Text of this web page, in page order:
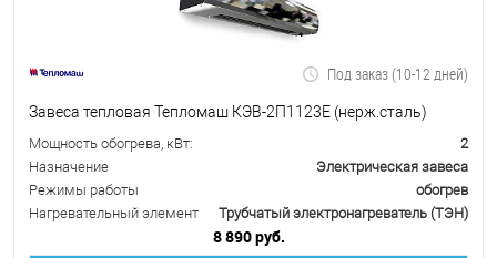
Под заказ (10-12 дней)
Завеса тепловая Тепломаш КЭВ-2П1123Е (нерж.сталь)
Мощность обогрева, кВт:
2
Назначение
Электрическая завеса
Режимы работы
обогрев
Нагревательный элемент
Трубчатый электронагреватель (ТЭН)
8 890 руб.